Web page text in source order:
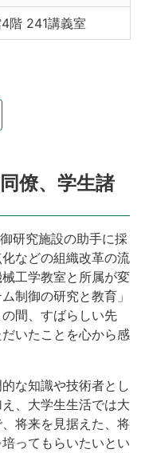
階 241講義室
僚、学生諸
研究施設の助手に採
などの組織改革の流
工学教室と所属が変
制御の研究と教育」
間、すばらしい先
いたことを心から感
な知識や技術者とし
、大学生生活では大
将来を見据えた、将
ってもらいたいとい